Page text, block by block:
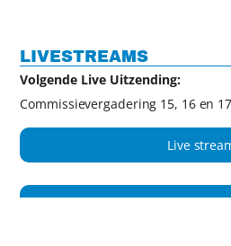
LIVESTREAMS
Volgende Live Uitzending:
Commissievergadering 15, 16 en
Live
Film